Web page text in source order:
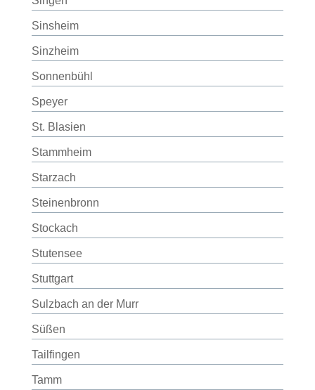
Sinsheim
Sinzheim
Sonnenbühl
Speyer
St. Blasien
Stammheim
Starzach
Steinenbronn
Stockach
Stutensee
Stuttgart
Sulzbach an der Murr
Süßen
Tailfingen
Tamm